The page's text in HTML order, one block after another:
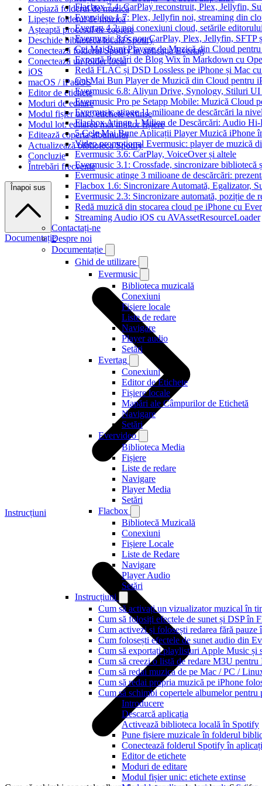
Flacbox 7.4: CarPlay reconstruit, Plex, Jellyfin,
Evervideo 1.7: Plex, Jellyfin noi, streaming din
Evertag 4.2: noi conexiuni cloud, setările
Evermusic 8.6: nou CarPlay, Plex, Jellyfin, SFTP
Cei Mai Buni Playere de Muzică din Cloud
Exportă Postări de Blog Wix în Markdown cu
Redă FLAC și DSD Lossless pe iPhone și Mac
Cel Mai Bun Player de Muzică din Cloud pentru
Evermusic 6.8: Aliyun Drive, Synology, Stiluri
Evermusic Pro pe Setapp Mobile: Muzică Cloud
Evermusic atinge 11 milioane de descărcări la
Flacbox Atinge 1 Milion de Descărcări: Audio Hi-
5 Cele Mai Bune Aplicații Player Muzică iPhone
Video promoțional Evermusic: player de muzică
Evermusic 3.6: CarPlay, VoiceOver și altele
Evermusic 3.1: Crossfade, sincronizare bibliotecă
Evermusic atinge 3 milioane de descărcări:
Flacbox 1.6: Sincronizare Automată, Egalizator,
Evermusic 2.3: Sincronizare automată, poziție de
Redă muzică din stocarea cloud pe iPhone cu
Streaming Audio iOS cu AVAssetResourceLoader
Contactați-ne
Despre noi
Documentație
Ghid de utilizare
Evermusic
Biblioteca muzicală
Conexiuni
Fișiere locale
Liste de redare
Navigare
Player audio
Setări
Evertag
Conexiuni
Editor de Etichete
Fișiere locale
Mapări ale Câmpurilor de Etichetă
Navigare
Setări
Evervideo
Biblioteca Media
Fișiere
Liste de redare
Navigare
Player Media
Setări
Flacbox
Bibliotecă Muzicală
Conexiuni
Fișiere Locale
Liste de Redare
Navigare
Player Audio
Setări
Instrucțiuni
Cum să activați un vizualizator muzical în
Cum să folosiți efectele de sunet și DSP în
Cum activezi și folosești redarea fără pauze
Cum folosești efectele de sunet audio din
Cum să exportați playlisturi Apple Music și
Cum să creezi o listă de redare M3U
Cum să redai muzica de pe Mac / PC /
Cum să redai propria muzică pe iPhone
Cum să schimbi copertele albumelor
Introducere
Descarcă aplicația
Activează biblioteca locală în Spotify
Pune fișiere muzicale în folderul
Conectează folderul Spotify în
Editor de etichete
Moduri de editare
Modul fișier unic: etichete extinse
Copiază folderul de muzică
Lipește folderul de muzică
Așteaptă procesul de copiere
Deschide biblioteca locală Spotify
Conectează folderul Spotify în aplicația Evertag
Conectează un folder local
iOS
macOS / iPadOS
Editor de etichete
Moduri de editare
Modul fișier unic: etichete extinse
Modul lot: editarea mai multor fișiere
Editează coperta albumului
Actualizează biblioteca Spotify
Concluzie
Întrebări frecvente
Înapoi sus
Documentație
Instrucțiuni